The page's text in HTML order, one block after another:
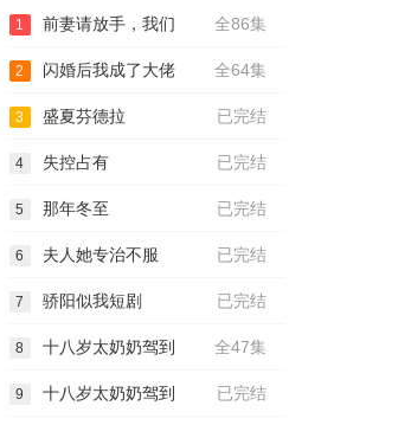
全86集
1 前妻请放手，我们
全64集
2 闪婚后我成了大佬
已完结
3 盛夏芬德拉
已完结
4 失控占有
已完结
5 那年冬至
已完结
6 夫人她专治不服
已完结
7 骄阳似我短剧
全47集
8 十八岁太奶奶驾到
已完结
9 十八岁太奶奶驾到